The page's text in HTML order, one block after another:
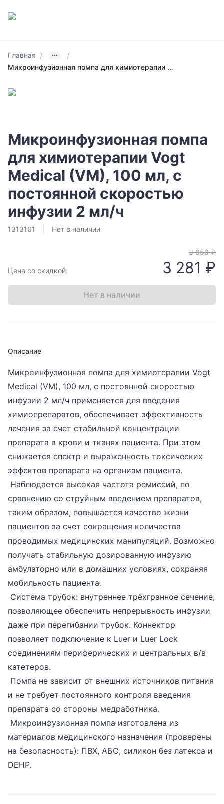
Главная / /
Микроинфузионная помпа для химиотерапии ...
Микроинфузионная помпа
для химиотерапии Vogt
Medical (VM), 100 мл, с
постоянной скоростью
инфузии 2 мл/ч
1313101 Нет в наличии
Цена со скидкой:
3 850 ₽
3 281 ₽
Нет в наличии
Описание
Микроинфузионная помпа для химиотерапии Vogt
Medical (VM), 100 мл, с постоянной скоростью
инфузии 2 мл/ч применяется для введения
химиопрепаратов, обеспечивает эффективность
лечения за счет стабильной концентрации
препарата в крови и тканях пациента. При этом
снижается спектр и выраженность токсических
эффектов препарата на организм пациента.
Наблюдается высокая частота ремиссий, по
сравнению со струйным введением препаратов,
таким образом, повышается качество жизни
пациентов за счет сокращения количества
проводимых медицинских манипуляций. Возможно
получать стабильную дозированную инфузию
амбулаторно или в домашних условиях, сохраняя
мобильность пациента.
Система трубок: внутреннее трёхгранное сечение,
позволяющее обеспечить непрерывность инфузии
даже при перегибании трубок. Коннектор
позволяет подключение к Luer и Luer Lock
соединениям периферических и центральных в/в
катетеров.
Помпа не зависит от внешних источников питания
и не требует постоянного контроля введения
препарата со стороны медработника.
Микроинфузионная помпа изготовлена из
материалов медицинского назначения (проверены
на безопасность): ПВХ, АБС, силикон без латекса и
DEHP.